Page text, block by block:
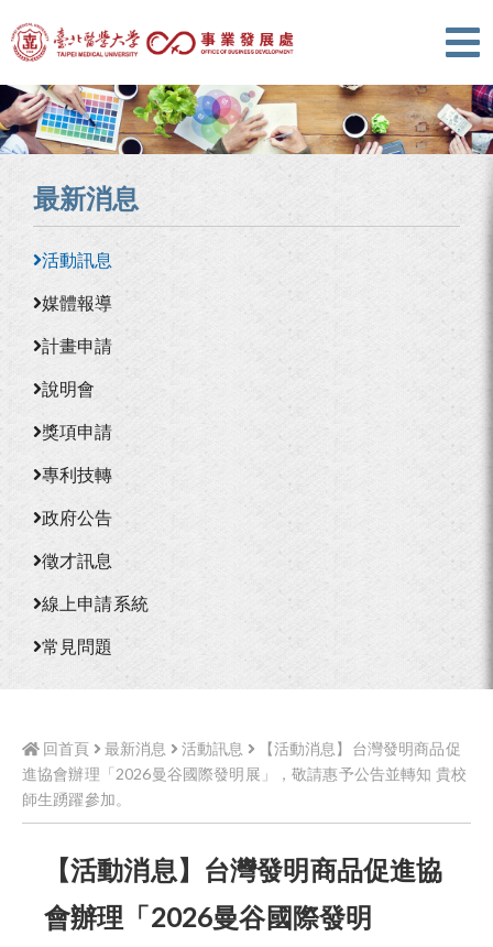
最新消息
活動訊息
媒體報導
計畫申請
說明會
獎項申請
專利技轉
政府公告
徵才訊息
線上申請系統
常見問題
回首頁 最新消息 活動訊息
【活動消息】台灣發明商品促
進協會辦理「2026曼谷國際發明展」，敬請惠予公告並轉知 貴校
師生踴躍參加。
【活動消息】台灣發明商品促進協
會辦理「2026曼谷國際發明